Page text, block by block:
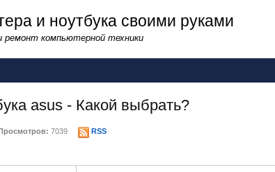
и ноутбука своими руками
ремонт компьютерной техники
asus - Какой выбрать?
7039
RSS